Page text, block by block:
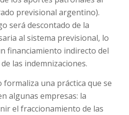
previsional argentino).
será descontado de la
al sistema previsional, lo
financiamiento indirecto del
las indemnizaciones.
una práctica que se
algunas empresas: la
el fraccionamiento de las